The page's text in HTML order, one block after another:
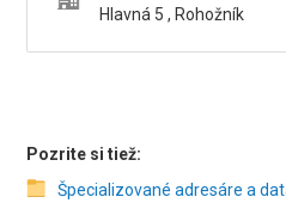
Hlavná 5 , Rohožník
Pozrite si tiež:
Špecializované adresáre a